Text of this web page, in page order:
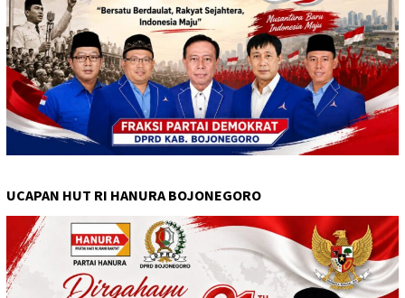
UCAPAN HUT RI HANURA BOJONEGORO